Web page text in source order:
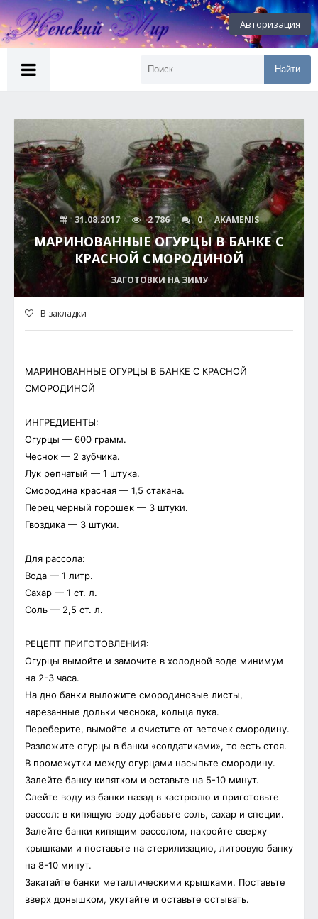
Авторизация
Найти
31.08.2017 2 786 0 AKAMENIS
МАРИНОВАННЫЕ ОГУРЦЫ В БАНКЕ С
КРАСНОЙ СМОРОДИНОЙ
ЗАГОТОВКИ НА ЗИМУ
В закладки
МАРИНОВАННЫЕ ОГУРЦЫ В БАНКЕ С КРАСНОЙ
СМОРОДИНОЙ
ИНГРЕДИЕНТЫ:
Огурцы — 600 грамм.
Чеснок — 2 зубчика.
Лук репчатый — 1 штука.
Смородина красная — 1,5 стакана.
Перец черный горошек — 3 штуки.
Гвоздика — 3 штуки.
Для рассола:
Вода — 1 литр.
Сахар — 1 ст. л.
Соль — 2,5 ст. л.
РЕЦЕПТ ПРИГОТОВЛЕНИЯ:
Огурцы вымойте и замочите в холодной воде минимум
на 2-3 часа.
На дно банки выложите смородиновые листы,
нарезанные дольки чеснока, кольца лука.
Переберите, вымойте и очистите от веточек смородину.
Разложите огурцы в банки «солдатиками», то есть стоя.
В промежутки между огурцами насыпьте смородину.
Залейте банку кипятком и оставьте на 5-10 минут.
Слейте воду из банки назад в кастрюлю и приготовьте
рассол: в кипящую воду добавьте соль, сахар и специи.
Залейте банки кипящим рассолом, накройте сверху
крышками и поставьте на стерилизацию, литровую банку
на 8-10 минут.
Закатайте банки металлическими крышками. Поставьте
вверх донышком, укутайте и оставьте остывать.